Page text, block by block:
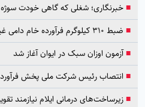
■خبرنگاری؛ شغلی که گاهی خودت
■ ضبط ۳۱۰ کیلوگرم فرآورده خام دامی غیربهداشتی در ایلام
■آزمون اوزان سبک در ایوان آغاز شد
■ انتصاب رئیس شرکت ملی پخش
■زیرساخت‌های درمانی ایلام نیازمند